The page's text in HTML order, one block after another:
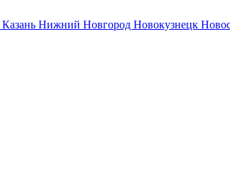
Казань Нижний Новгород Новокузнецк